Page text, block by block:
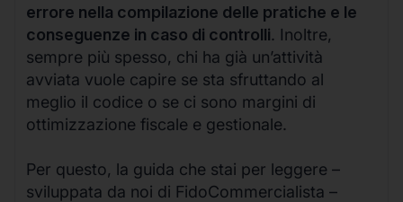
errore nella compilazione delle pratiche e le
conseguenze in caso di controlli. Inoltre,
sempre più spesso, chi ha già un’attività
avviata vuole capire se sta sfruttando al
meglio il codice o se ci sono margini di
ottimizzazione fiscale e gestionale.
Per questo, la guida che stai per leggere –
sviluppata da noi di FidoCommercialista –